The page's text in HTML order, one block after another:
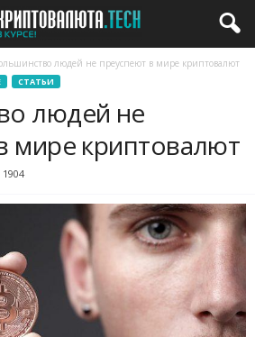
людей не преуспеют в мире криптовалют
СТАТЬИ
людей не
мире криптовалют
1904